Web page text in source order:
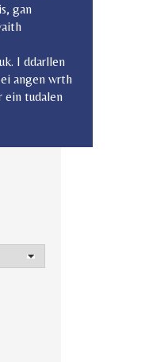
gan
I ddarllen
angen wrth
ein tudalen